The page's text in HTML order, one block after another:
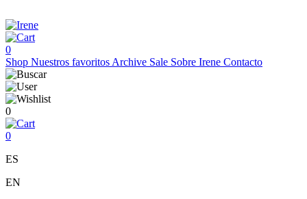
0
Shop Nuestros favoritos Archive Sale Sobre Irene Contacto
0
0
ES
EN